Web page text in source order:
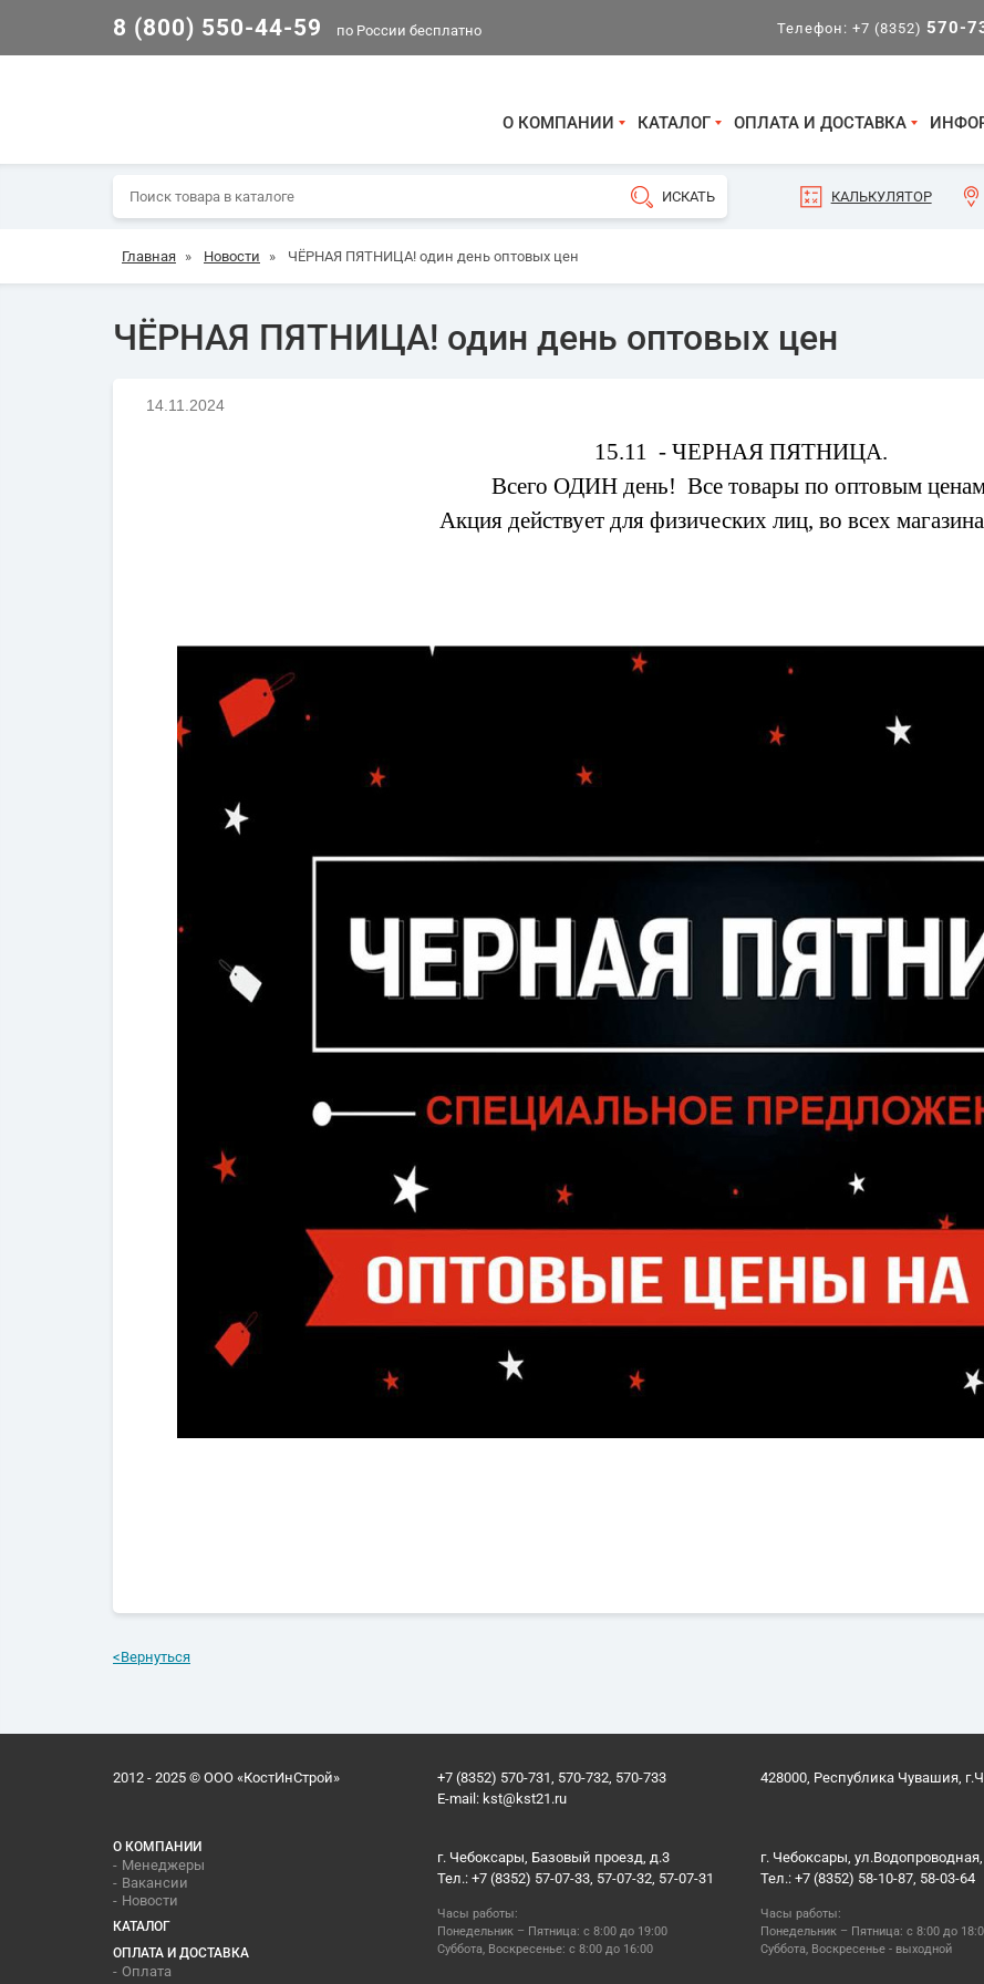
8 (800) 550-44-59 по России бесплатно Телефон: +7 (8352) 570-
О КОМПАНИИ КАТАЛОГ ОПЛАТА И ДОСТАВКА
КАЛЬКУЛЯТОР
Главная » Новости » ЧЁРНАЯ ПЯТНИЦА! один день оптовых цен
ЧЁРНАЯ ПЯТНИЦА! один день оптовых цен
14.11.2024
15.11 - ЧЕРНАЯ ПЯТНИЦА.
Всего ОДИН день! Все товары по оптовым
Акция действует для физических лиц, во всех
<Вернуться
2012 - 2025 © ООО «КостИнСтрой»
+7 (8352) 570-731, 570-732, 570-733
E-mail: kst@kst21.ru
428000, Республика Чувашия,
О КОМПАНИИ
Менеджеры
Вакансии
Новости
КАТАЛОГ
ОПЛАТА И ДОСТАВКА
Оплата
г. Чебоксары, Базовый проезд, д.3
Тел.: +7 (8352) 57-07-33, 57-07-32, 57-07-31
Часы работы:
Понедельник – Пятница: с 8:00 до 19:00
Суббота, Воскресенье: с 8:00 до 16:00
г. Чебоксары,
Тел.: +7 (8352) 58-10-87, 58-03-64
Часы работы:
Понедельник – Пятница: с 8:00 до
Суббота, Воскресенье - выходной